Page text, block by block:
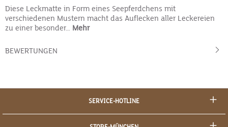
Diese Leckmatte in Form eines Seepferdchens mit
verschiedenen Mustern macht das Auflecken aller Leckereien
zu einer besonder… Mehr
BEWERTUNGEN
SERVICE-HOTLINE